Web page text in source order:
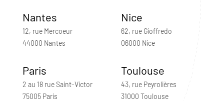
Nantes
12, rue Mercoeur
44000 Nantes
Nice
62, rue Gioffredo
06000 Nice
Paris
2 au 18 rue Saint-Victor
75005 Paris
Toulouse
43, rue Peyrolières
31000 Toulouse